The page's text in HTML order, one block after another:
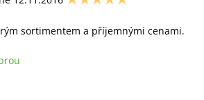
sortimentem a příjemnými cenami.